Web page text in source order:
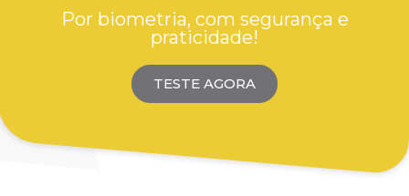
Por biometria, com segurança e
praticidade!
TESTE AGORA